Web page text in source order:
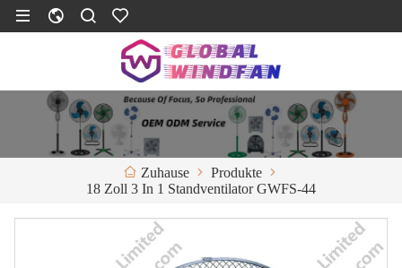
Zuhause
Produkte
18 Zoll 3 In 1 Standventilator GWFS-44